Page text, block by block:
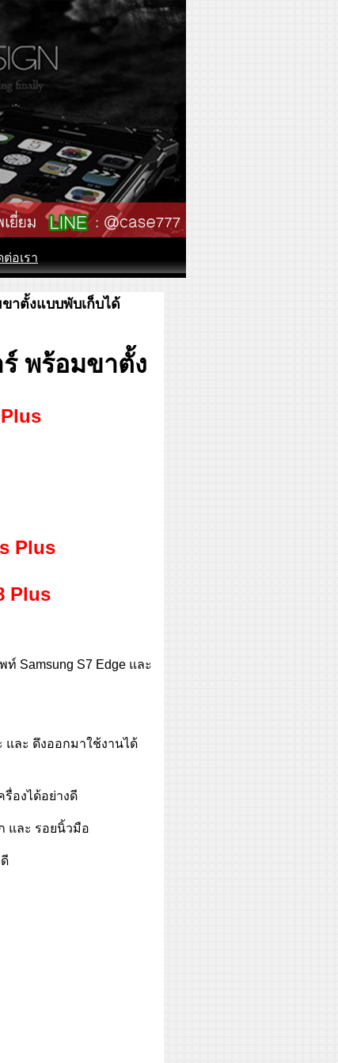
ต่อเรา
าตั้งแบบพับเก็บได้
พร้อมขาตั้ง
Plus
Plus
Samsung S7 Edge และ
และ ดึงออกมาใช้งานได้
รื่องได้อย่างดี
และ รอยนิ้วมือ